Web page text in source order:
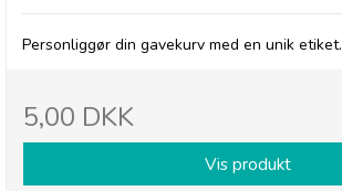
Personliggør din gavekurv med en unik etiket.
5,00 DKK
Vis produkt